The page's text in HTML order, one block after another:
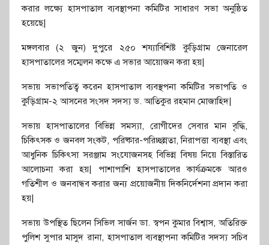
করার লক্ষ্যে হাসপাতাল ব্যবস্থাপনা কমিটির সাধারণ সভা অনুষ্ঠিত
হয়েছে|
মঙ্গলবার (২ জুন) দুপুরে ২৫০ শয্যাবিশিষ্ট কুড়িগ্রাম জেনারেল
হাসপাতালের সম্মেলন কক্ষে এ সভার আয়োজন করা হয়|
সভায় সভাপতিত্ব করেন হাসপাতাল ব্যবস্থপনা কমিটির সভাপতি ও
কুড়িগ্রাম-২ আসনের সংসদ সদস্য ড. আতিকুর রহমান মোজাহিদ|
সভায় হাসপাতালের বিভিন্ন সমস্যা, রোগীদের সেবার মান বৃদ্ধি,
চিকিৎসক ও জনবল সংকট, পরিষ্কার-পরিচ্ছন্নতা, নিরাপত্তা ব্যবস্থা এবং
আধুনিক চিকিৎসা সরঞ্জাম সংযোজনসহ বিভিন্ন বিষয় নিয়ে বিস্তারিত
আলোচনা করা হয়| পাশাপাশি হাসপাতালের কার্যক্রমকে আরও
গতিশীল ও জনবান্ধব করার জন্য প্রয়োজনীয় দিকনির্দেশনা প্রদান করা
হয়|
সভায় উপস্থিত ছিলেন সিভিল সার্জন ডা. স্বপন কুমার বিশ্বাস, অতিরিক্ত
পুলিশ সুপার মাসুদ রানা, হাসপাতাল ব্যবস্থাপনা কমিটির সদস্য সচিব